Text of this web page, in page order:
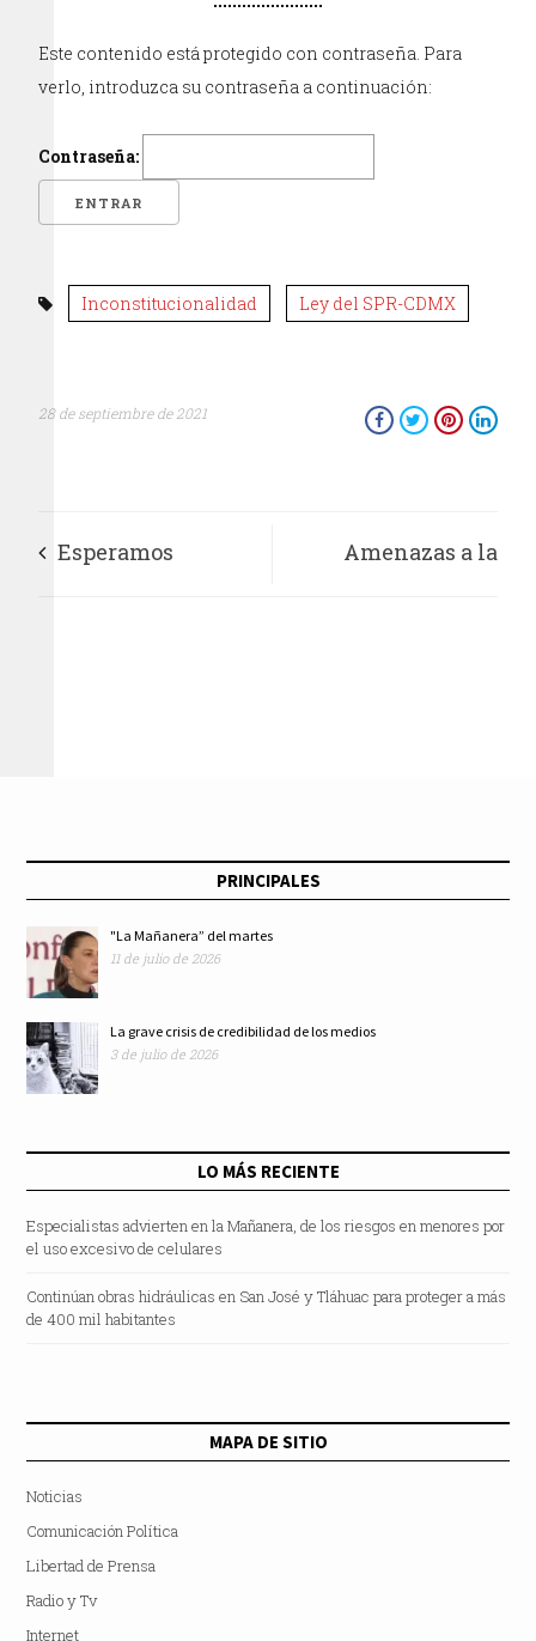
Este contenido está protegido con contraseña. Para
verlo, introduzca su contraseña a continuación:
Contraseña:
Inconstitucionalidad Ley del SPR-CDMX
28 de septiembre de 2021
Esperamos Amenazas a la
PRINCIPALES
"La Mañanera” del martes
11 de julio de 2026
La grave crisis de credibilidad de los medios
3 de julio de 2026
LO MÁS RECIENTE
Especialistas advierten en la Mañanera, de los riesgos en menores por
el uso excesivo de celulares
Continúan obras hidráulicas en San José y Tláhuac para proteger a más
de 400 mil habitantes
MAPA DE SITIO
Noticias
Comunicación Política
Libertad de Prensa
Radio y Tv
Internet